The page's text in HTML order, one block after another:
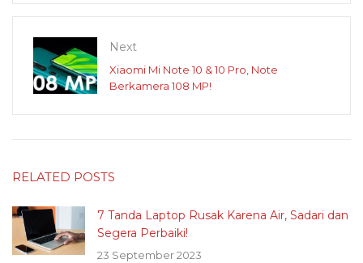
Next
Xiaomi Mi Note 10 & 10 Pro, Note
Berkamera 108 MP!
RELATED POSTS
7 Tanda Laptop Rusak Karena Air, Sadari dan
Segera Perbaiki!
23 September 2023